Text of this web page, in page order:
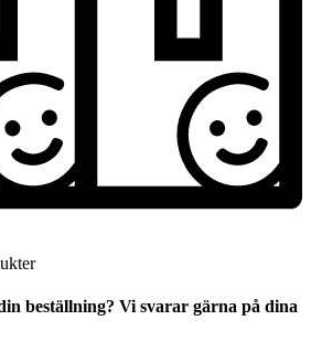
beställning? Vi svarar gärna på dina